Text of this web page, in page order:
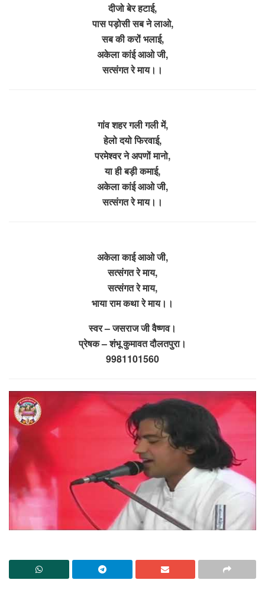
दीजो बेर हटाई,
पास पड़ोसी सब ने लाओ,
सब की करों भलाई,
अकेला कांई आओ जी,
सत्संगत रे माय।।
गांव शहर गली गली में,
हेलो दयो फिरवाई,
परमेश्वर ने अपणों मानो,
या ही बड़ी कमाई,
अकेला कांई आओ जी,
सत्संगत रे माय।।
अकेला काई आओ जी,
सत्संगत रे माय,
सत्संगत रे माय,
भाया राम कथा रे माय।।
स्वर – जसराज जी वैष्णव।
प्रेषक – शंभू कुमावत दौलतपुरा।
9981101560